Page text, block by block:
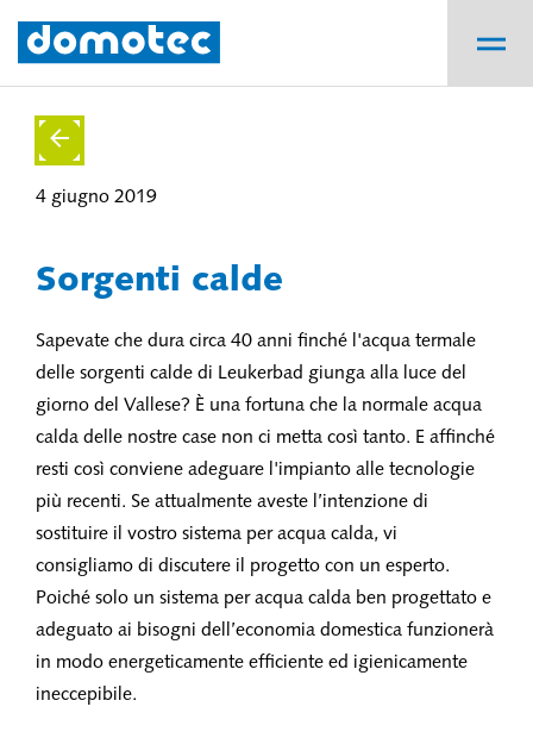
4 giugno 2019
Sorgenti calde
Sapevate che dura circa 40 anni finché l'acqua termale
delle sorgenti calde di Leukerbad giunga alla luce del
giorno del Vallese? È una fortuna che la normale acqua
calda delle nostre case non ci metta così tanto. E affinché
resti così conviene adeguare l'impianto alle tecnologie
più recenti. Se attualmente aveste l’intenzione di
sostituire il vostro sistema per acqua calda, vi
consigliamo di discutere il progetto con un esperto.
Poiché solo un sistema per acqua calda ben progettato e
adeguato ai bisogni dell’economia domestica funzionerà
in modo energeticamente efficiente ed igienicamente
ineccepibile.